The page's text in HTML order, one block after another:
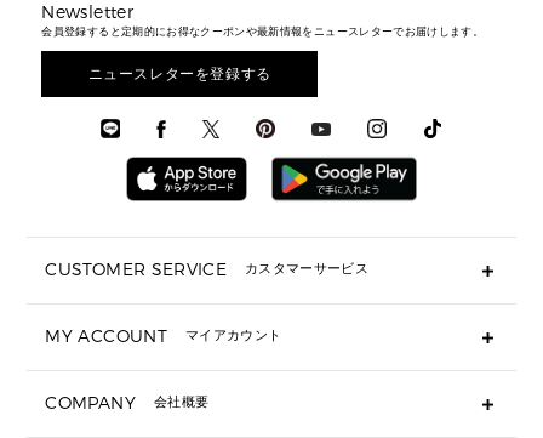
ウェア
アクセサリー
メンズ バッグ
メンズ 財布・小物
メンズ シューズ
メンズ ウェア
メンズ 時計・その他
メンズ財布・小物
メンズアクセサリー
メンズウェア
3 IN 1 / 2 IN 1 バッグ
▶ メンズすべて
▶ メンズすべて
▶ バッグすべて
通勤・通学アイテム
3 IN 1 バッグ
ミニ財布・フラグメントケース
▶ 小物すべて
定期ケース・カードケース・名刺入れ
財布・小物
時計・ジュエリー
アクセサリー
エディターレビュー
Newsletter
会員登録すると定期的にお得なクーポンや最新情報をニュースレターでお届けします。
ニュースレターを登録する
CUSTOMER SERVICE カスタマーサービス
ギフト用にラッピングができますか？
ショッピングバッグを購入商品分送ってもらえますか？
注文後に完了メールが受信できないのですが？
MY ACCOUNT マイアカウント
COMPANY 会社概要